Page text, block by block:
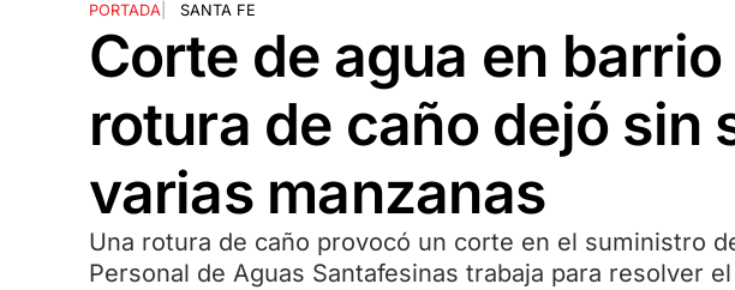
PORTADA| SANTA FE
Corte de agua en barrio
rotura de caño dejó sin
varias manzanas
Una rotura de caño provocó un corte en el suministro
Personal de Aguas Santafesinas trabaja para resolver